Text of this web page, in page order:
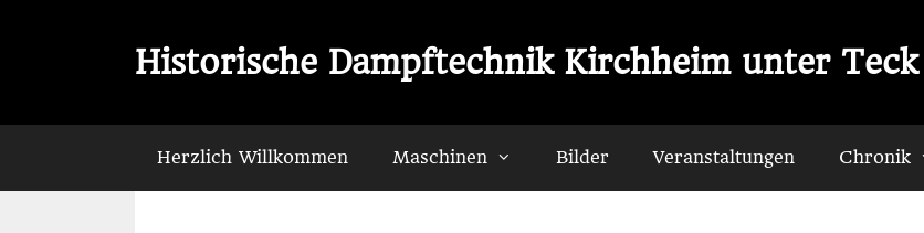
Historische Dampftechnik Kirchheim unter Teck
Herzlich Willkommen Maschinen Bilder Veranstaltungen Chronik